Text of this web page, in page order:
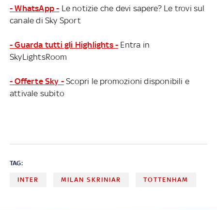
- WhatsApp - Le notizie che devi sapere? Le trovi sul
canale di Sky Sport
- Guarda tutti gli Highlights - Entra in
SkyLightsRoom
- Offerte Sky - Scopri le promozioni disponibili e
attivale subito
TAG:
INTER MILAN SKRINIAR TOTTENHAM